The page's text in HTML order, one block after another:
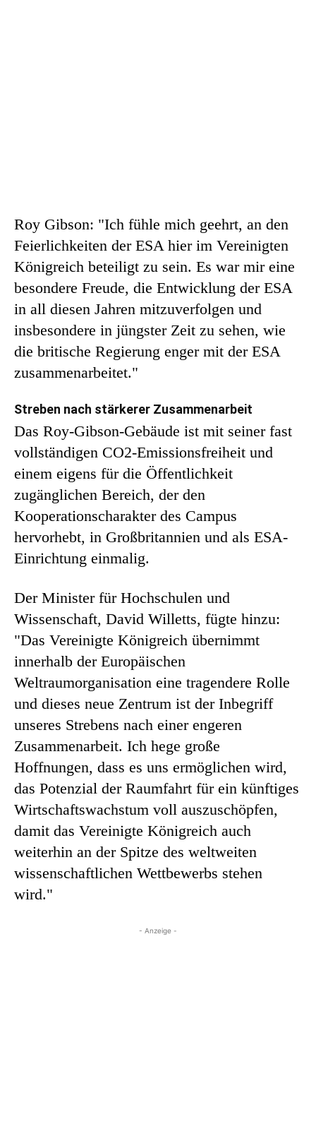
Roy Gibson: "Ich fühle mich geehrt, an den
Feierlichkeiten der ESA hier im Vereinigten
Königreich beteiligt zu sein. Es war mir eine
besondere Freude, die Entwicklung der ESA
in all diesen Jahren mitzuverfolgen und
insbesondere in jüngster Zeit zu sehen, wie
die britische Regierung enger mit der ESA
zusammenarbeitet."
Streben nach stärkerer Zusammenarbeit
Das Roy-Gibson-Gebäude ist mit seiner fast
vollständigen CO2-Emissionsfreiheit und
einem eigens für die Öffentlichkeit
zugänglichen Bereich, der den
Kooperationscharakter des Campus
hervorhebt, in Großbritannien und als ESA-
Einrichtung einmalig.
Der Minister für Hochschulen und
Wissenschaft, David Willetts, fügte hinzu:
"Das Vereinigte Königreich übernimmt
innerhalb der Europäischen
Weltraumorganisation eine tragendere Rolle
und dieses neue Zentrum ist der Inbegriff
unseres Strebens nach einer engeren
Zusammenarbeit. Ich hege große
Hoffnungen, dass es uns ermöglichen wird,
das Potenzial der Raumfahrt für ein künftiges
Wirtschaftswachstum voll auszuschöpfen,
damit das Vereinigte Königreich auch
weiterhin an der Spitze des weltweiten
wissenschaftlichen Wettbewerbs stehen
wird."
- Anzeige -